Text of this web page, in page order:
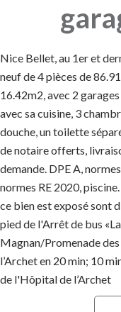
Nice Bellet, au 1er et
neuf de 4 pièces de
16.42m2, avec 2
avec sa cuisine, 3
douche, un toilette
de notaire offerts,
demande. DPE A,
normes RE 2020,
ce bien est exposé sont
pied de l'Arrêt de bus
Magnan/Promenade
l’Archet en 20 min; 10
de l'Hôpital de l’Archet